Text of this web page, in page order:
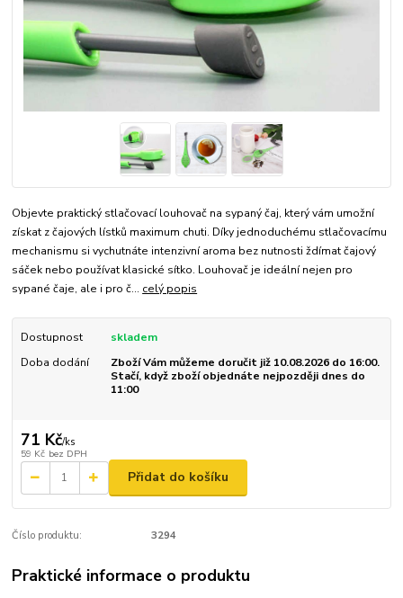
Objevte praktický stlačovací louhovač na sypaný čaj, který vám umožní
získat z čajových lístků maximum chuti. Díky jednoduchému stlačovacímu
mechanismu si vychutnáte intenzivní aroma bez nutnosti ždímat čajový
sáček nebo používat klasické sítko. Louhovač je ideální nejen pro
sypané čaje, ale i pro č... celý popis
Dostupnost
skladem
Doba dodání
Zboží Vám můžeme doručit již 10.08.2026 do 16:00.
Stačí, když zboží objednáte nejpozději dnes do
11:00
71 Kč/ks
59 Kč bez DPH
Přidat do košíku
Číslo produktu: 3294
Praktické informace o produktu